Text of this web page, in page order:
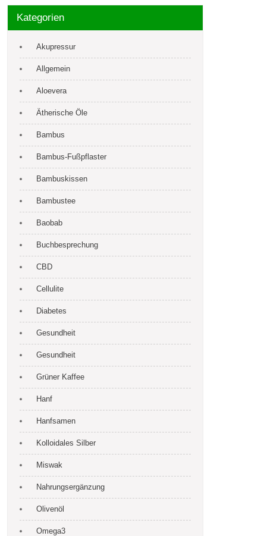
Kategorien
Akupressur
Allgemein
Aloevera
Ätherische Öle
Bambus
Bambus-Fußpflaster
Bambuskissen
Bambustee
Baobab
Buchbesprechung
CBD
Cellulite
Diabetes
Gesundheit
Gesundheit
Grüner Kaffee
Hanf
Hanfsamen
Kolloidales Silber
Miswak
Nahrungsergänzung
Olivenöl
Omega3